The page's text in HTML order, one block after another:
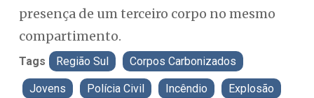
presença de um terceiro corpo no mesmo
compartimento.
Tags Região Sul Corpos Carbonizados
Jovens Polícia Civil Incêndio Explosão